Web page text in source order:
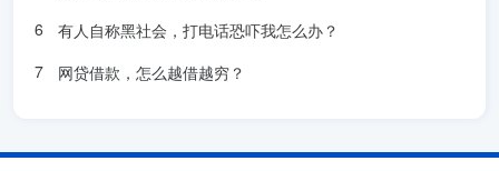
有人自称黑社会，打电话恐吓我怎么办？
网贷借款，怎么越借越穷？